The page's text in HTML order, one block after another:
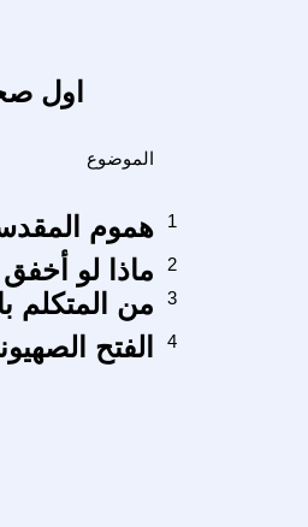
اول
الموضوع
هموم 1
ماذا لو
2
من المتكلم 3
الفتح 4